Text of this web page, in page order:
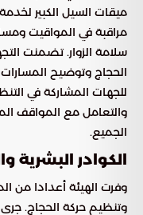
مراقبة في المواقيت
سلامة الزوار. تضمنت
الحجاج وتوضيح
للجهات المشاركة في
والتعامل مع المواقف
الجميع.
الكوادر البشرية
وفرت الهيئة أعدادا من
وتنظيم حركة الحجاج.